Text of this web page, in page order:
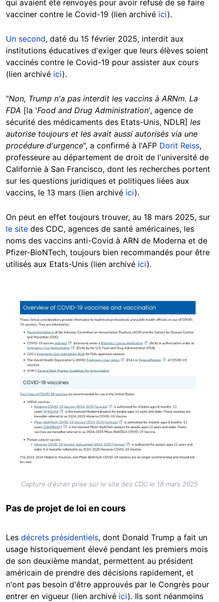
qui avaient été renvoyés pour avoir refusé de se faire
vacciner contre le Covid-19 (lien archivé ici).
Un second, daté du 15 février 2025, interdit aux
institutions éducatives d'exiger que leurs élèves soient
vaccinés contre le Covid-19 pour assister aux cours
(lien archivé ici).
"Non, Trump n'a pas interdit les vaccins à ARNm. La
FDA [la 'Food and Drug Administration', agence de
sécurité des médicaments des Etats-Unis, NDLR] les
autorise toujours et les avait aussi autorisés via une
procédure d'urgence", a confirmé à l'AFP Dorit Reiss,
professeure au département de droit de l'université de
Californie à San Francisco, dont les recherches portent
sur les questions juridiques et politiques liées aux
vaccins, le 13 mars (lien archivé ici).
On peut en effet toujours trouver, au 18 mars 2025, sur
le site des CDC, agences de santé américaines, les
noms des vaccins anti-Covid à ARN de Moderna et de
Pfizer-BioNTech, toujours bien recommandés pour être
utilisés aux Etats-Unis (lien archivé ici).
Image
Capture d'écran prise sur le site des CDC le 18 mars 2025
Pas de projet de loi en cours
Les décrets présidentiels, dont Donald Trump a fait un
usage historiquement élevé pendant les premiers mois
de son deuxième mandat, permettent au président
américain de prendre des décisions rapidement, et
n'ont pas besoin d'être approuvés par le Congrès pour
entrer en vigueur (lien archivé ici). Ils sont néanmoins